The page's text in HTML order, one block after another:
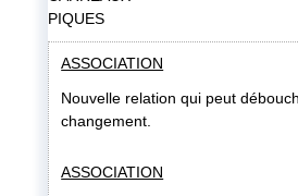
PIQUES
ASSOCIATION
Nouvelle relation qui peut
changement.
ASSOCIATION